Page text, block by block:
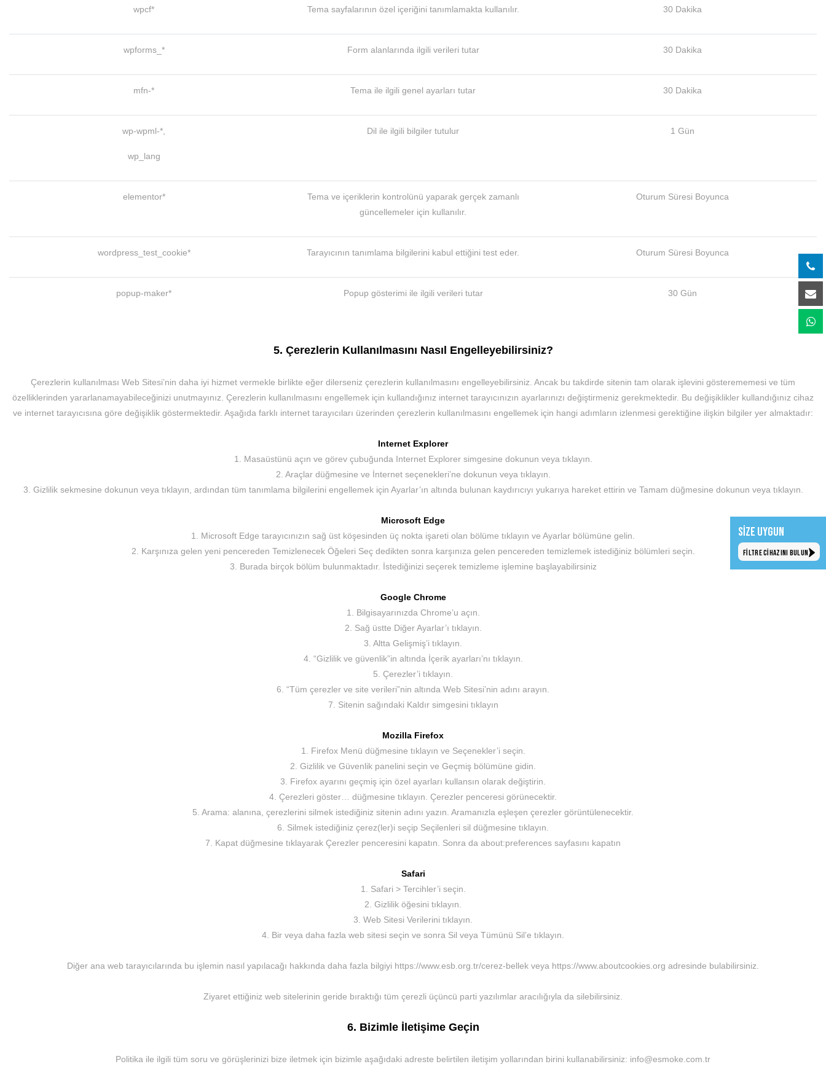
wpcf* Tema sayfalarının özel içeriğini tanımlamakta kullanılır. 30 Dakika
wpforms_* Form alanlarında ilgili verileri tutar 30 Dakika
mfn-* Tema ile ilgili genel ayarları tutar 30 Dakika
wp-wpml-*,
wp_lang
Dil ile ilgili bilgiler tutulur 1 Gün
elementor*
Tema ve içeriklerin kontrolünü yaparak gerçek zamanlı
güncellemeler için kullanılır.
Oturum Süresi Boyunca
wordpress_test_cookie* Tarayıcının tanımlama bilgilerini kabul ettiğini test eder. Oturum Süresi Boyunca
popup-maker* Popup gösterimi ile ilgili verileri tutar 30 Gün
5. Çerezlerin Kullanılmasını Nasıl Engelleyebilirsiniz?
Çerezlerin kullanılması Web Sitesi’nin daha iyi hizmet vermekle birlikte eğer dilerseniz çerezlerin kullanılmasını engelleyebilirsiniz. Ancak bu takdirde sitenin tam olarak işlevini gösterememesi ve tüm
özelliklerinden yararlanamayabileceğinizi unutmayınız. Çerezlerin kullanılmasını engellemek için kullandığınız internet tarayıcınızın ayarlarınızı değiştirmeniz gerekmektedir. Bu değişiklikler kullandığınız cihaz
ve internet tarayıcısına göre değişiklik göstermektedir. Aşağıda farklı internet tarayıcıları üzerinden çerezlerin kullanılmasını engellemek için hangi adımların izlenmesi gerektiğine ilişkin bilgiler yer almaktadır:
Internet Explorer
1. Masaüstünü açın ve görev çubuğunda Internet Explorer simgesine dokunun veya tıklayın.
2. Araçlar düğmesine ve İnternet seçenekleri’ne dokunun veya tıklayın.
3. Gizlilik sekmesine dokunun veya tıklayın, ardından tüm tanımlama bilgilerini engellemek için Ayarlar’ın altında bulunan kaydırıcıyı yukarıya hareket ettirin ve Tamam düğmesine dokunun veya tıklayın.
Microsoft Edge
1. Microsoft Edge tarayıcınızın sağ üst köşesinden üç nokta işareti olan bölüme tıklayın ve Ayarlar bölümüne gelin.
2. Karşınıza gelen yeni pencereden Temizlenecek Öğeleri Seç dedikten sonra karşınıza gelen pencereden temizlemek istediğiniz bölümleri seçin.
3. Burada birçok bölüm bulunmaktadır. İstediğinizi seçerek temizleme işlemine başlayabilirsiniz
Google Chrome
1. Bilgisayarınızda Chrome’u açın.
2. Sağ üstte Diğer Ayarlar’ı tıklayın.
3. Altta Gelişmiş’i tıklayın.
4. “Gizlilik ve güvenlik”in altında İçerik ayarları’nı tıklayın.
5. Çerezler’i tıklayın.
6. “Tüm çerezler ve site verileri”nin altında Web Sitesi’nin adını arayın.
7. Sitenin sağındaki Kaldır simgesini tıklayın
Mozilla Firefox
1. Firefox Menü düğmesine tıklayın ve Seçenekler’i seçin.
2. Gizlilik ve Güvenlik panelini seçin ve Geçmiş bölümüne gidin.
3. Firefox ayarını geçmiş için özel ayarları kullansın olarak değiştirin.
4. Çerezleri göster… düğmesine tıklayın. Çerezler penceresi görünecektir.
5. Arama: alanına, çerezlerini silmek istediğiniz sitenin adını yazın. Aramanızla eşleşen çerezler görüntülenecektir.
6. Silmek istediğiniz çerez(ler)i seçip Seçilenleri sil düğmesine tıklayın.
7. Kapat düğmesine tıklayarak Çerezler penceresini kapatın. Sonra da about:preferences sayfasını kapatın
Safari
1. Safari > Tercihler’i seçin.
2. Gizlilik öğesini tıklayın.
3. Web Sitesi Verilerini tıklayın.
4. Bir veya daha fazla web sitesi seçin ve sonra Sil veya Tümünü Sil’e tıklayın.
Diğer ana web tarayıcılarında bu işlemin nasıl yapılacağı hakkında daha fazla bilgiyi https://www.esb.org.tr/cerez-bellek veya https://www.aboutcookies.org adresinde bulabilirsiniz.
Ziyaret ettiğiniz web sitelerinin geride bıraktığı tüm çerezli üçüncü parti yazılımlar aracılığıyla da silebilirsiniz.
6. Bizimle İletişime Geçin
Politika ile ilgili tüm soru ve görüşlerinizi bize iletmek için bizimle aşağıdaki adreste belirtilen iletişim yollarından birini kullanabilirsiniz: info@esmoke.com.tr
SİZE UYGUN
FİLTRE CİHAZINI BULUN